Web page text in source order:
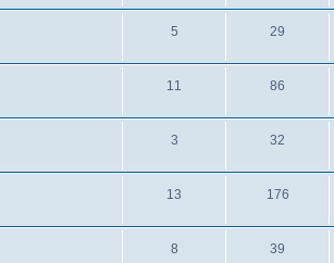
5 29
11 86
3 32
13 176
8 39